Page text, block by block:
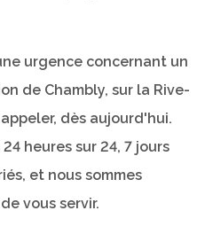
urgence concernant un
de Chambly, sur la Rive-
dès aujourd'hui.
heures sur 24, 7 jours
et nous sommes
vous servir.